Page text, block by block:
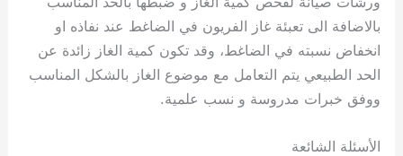
بالاضافة الى تعبئة غاز الفريون في الضاغط عند نفاذه او
انخفاض نسبته في الضاغط، وقد تكون كمية الغاز زائدة عن
الحد الطبيعي يتم التعامل مع موضوع الغاز بالشكل المناسب
ووفق خبرات مدروسة و نسب علمية.
الأسئلة الشائعة